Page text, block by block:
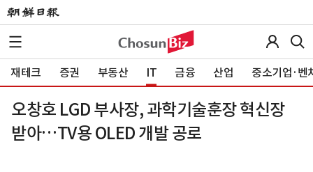
재테크 증권 부동산 IT 금융 산업 중소기업·벤
오창호 LGD 부사장, 과학기술훈장 혁신장
받아…TV용 OLED 개발 공로